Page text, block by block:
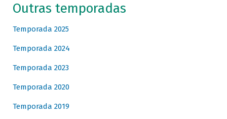
Outras temporadas
Temporada 2025
Temporada 2024
Temporada 2023
Temporada 2020
Temporada 2019